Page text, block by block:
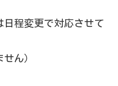
日程変更で対応させて
ん）